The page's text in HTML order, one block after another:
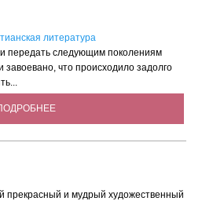
литература
передать следующим поколениям
завоевано, что происходило задолго
прекрасный и мудрый художественный